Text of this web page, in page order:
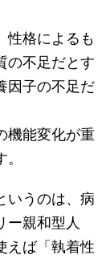
性格によるも
の不足だとす
因子の不足だ
機能変化が重
いうのは、病
ー親和型人
えば「執着性